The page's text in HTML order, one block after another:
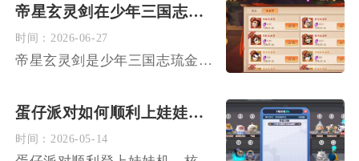
帝星玄灵剑在少年三国志中如何去合成
时间： 2026-06-27
帝星玄灵剑是少年三国志琉金品质帝星套装的核心武器，无法直接通...
蛋仔派对如何顺利上娃娃机的方法
时间： 2026-05-14